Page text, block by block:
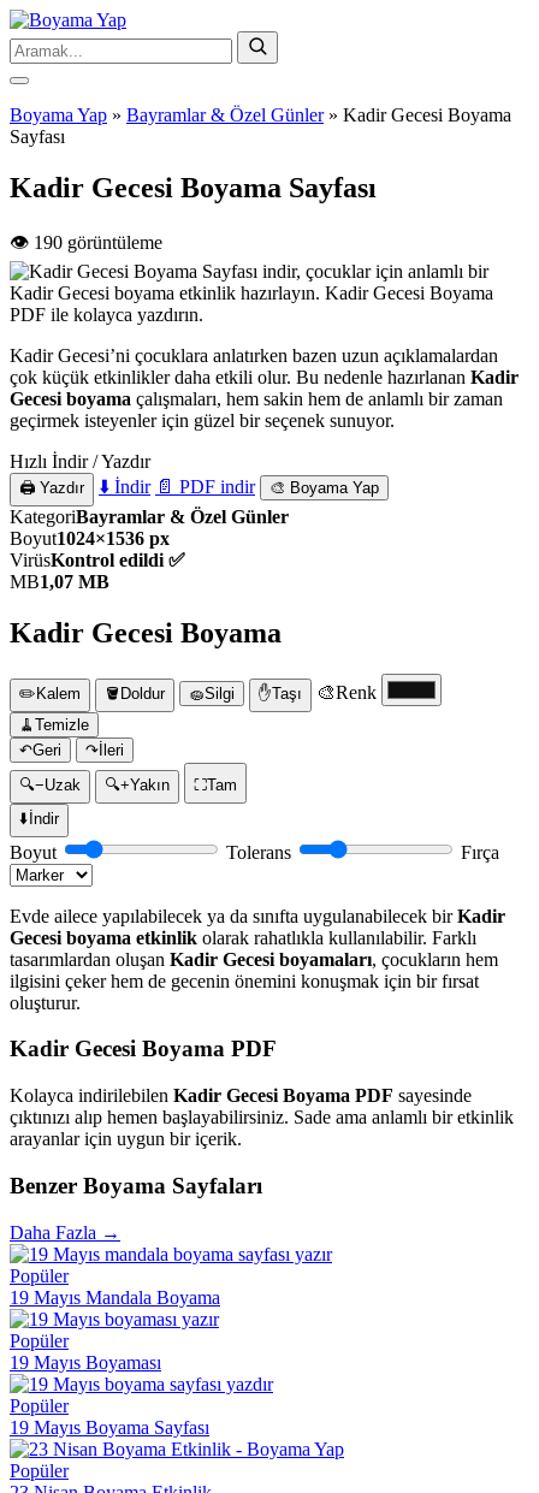
Boyama Yap » Bayramlar & Özel Günler» Kadir Gecesi Boyama
Sayfası
Kadir Gecesi Boyama Sayfası
👁️ 190 görüntüleme
Kadir Gecesi’ni çocuklara anlatırken bazen uzun açıklamalardan
çok küçük etkinlikler daha etkili olur. Bu nedenle hazırlanan Kadir
Gecesi boyama çalışmaları, hem sakin hem de anlamlı bir zaman
geçirmek isteyenler için güzel bir seçenek sunuyor.
Hızlı İndir / Yazdır
🖨️ Yazdır ⬇️ İndir 📄 PDF indir 🎨 Boyama Yap
KategoriBayramlar & Özel Günler
Boyut1024×1536 px
VirüsKontrol edildi ✅
MB1,07 MB
Kadir Gecesi Boyama
✏️Kalem 🪣 Doldur 🧽Silgi ✋Taşı 🎨Renk
🧹 Temizle
↶Geri ↷İleri
🔍−Uzak 🔍+Yakın ⛶Tam
⬇️İndir
Boyut Tolerans Fırça
Evde ailece yapılabilecek ya da sınıfta uygulanabilecek birKadir
Gecesi boyama etkinlik olarak rahatlıkla kullanılabilir. Farklı
tasarımlardan oluşan Kadir Gecesi boyamaları, çocukların hem
ilgisini çeker hem de gecenin önemini konuşmak için bir fırsat
oluşturur.
Kadir Gecesi Boyama PDF
Kolayca indirilebilen Kadir Gecesi Boyama PDF sayesinde
çıktınızı alıp hemen başlayabilirsiniz. Sade ama anlamlı bir etkinlik
arayanlar için uygun bir içerik.
Benzer Boyama Sayfaları
Daha Fazla →
Popüler
19 Mayıs Mandala Boyama
Popüler
19 Mayıs Boyaması
Popüler
19 Mayıs Boyama Sayfası
Popüler